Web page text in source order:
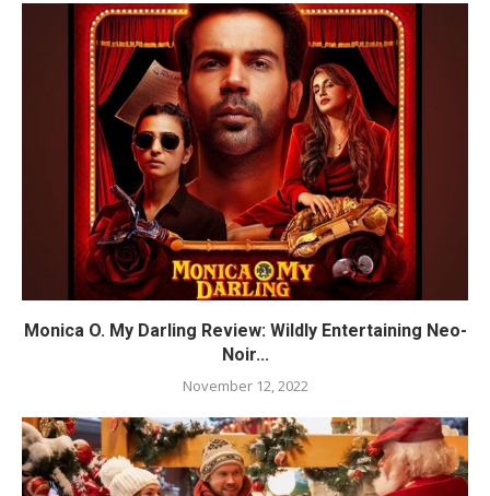
Monica O. My Darling Review: Wildly Entertaining Neo-
Noir...
November 12, 2022